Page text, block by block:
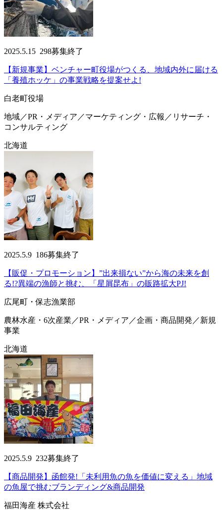
2025.5.15 298募集終了
【新規事業】ベンチャー町役場がつくる、地域内外に届ける
「養殖ホッケ」の事業戦略を提案せよ!
白老町役場
地域／PR・メディア／マーケティング・広報／リサーチ・
コンサルティング
北海道
2025.5.9 186募集終了
【販促・プロモーション】”出来損ない”から海の未来を創
る!?異端の漁師と挑む、「星屑昆布」の販路拡大PJ!
広尾町・保志漁業部
農林水産・6次産業／PR・メディア／企画・商品開発／新規
事業
北海道
2025.5.9 232募集終了
【商品開発】函館発!「未利用魚の魚を価値に変える」地域
の魚屋で挑むブランディング&商品開発
福田海産 株式会社